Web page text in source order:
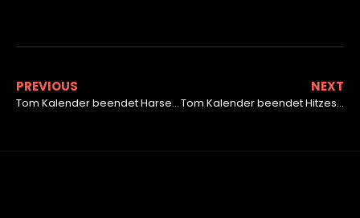
PREVIOUS
Tom Kalender beendet Harsewinkel mit Doppelsieg
NEXT
Tom Kalender beendet Hitzeschlacht in Oschersleben als Sieger